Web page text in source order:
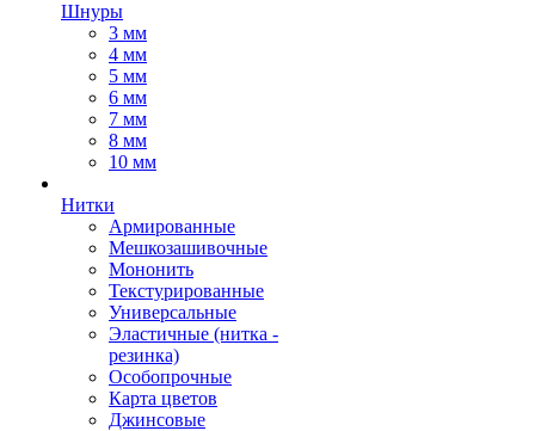
Шнуры
3 мм
4 мм
5 мм
6 мм
7 мм
8 мм
10 мм
Нитки
Армированные
Мешкозашивочные
Мононить
Текстурированные
Универсальные
Эластичные (нитка -
резинка)
Особопрочные
Карта цветов
Джинсовые